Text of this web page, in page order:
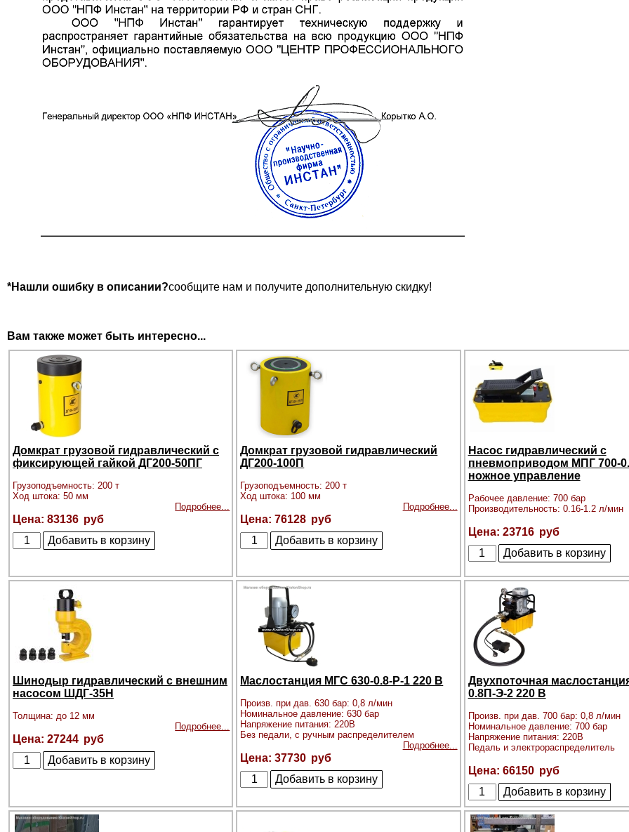
*Нашли ошибку в описании?сообщите нам и получите дополнительную скидку!
Вам также может быть интересно...
Домкрат грузовой гидравлический с
фиксирующей гайкой ДГ200-50ПГ
Грузоподъемность: 200 т
Ход штока: 50 мм
Подробнее...
83136
Домкрат грузовой гидравлический
ДГ200-100П
Грузоподъемность: 200 т
Ход штока: 100 мм
Подробнее...
76128
Насос гидравлический с
пневмоприводом МПГ 700-
ножное управление
Рабочее давление: 700 бар
Производительность: 0.16-1.2 л/мин
23716
Шинодыр гидравлический с внешним
насосом ШДГ-35Н
Толщина: до 12 мм
Подробнее...
27244
Маслостанция МГС 630-0.8-Р-1 220 В
Произв. при дав. 630 бар: 0,8 л/мин
Номинальное давление: 630 бар
Напряжение питания: 220В
Без педали, с ручным распределителем
Подробнее...
37730
Двухпоточная
0.8П-Э-2 220 В
Произв. при дав. 700 бар: 0,8 л/мин
Номинальное давление: 700 бар
Напряжение питания: 220В
Педаль и электрораспределитель
66150